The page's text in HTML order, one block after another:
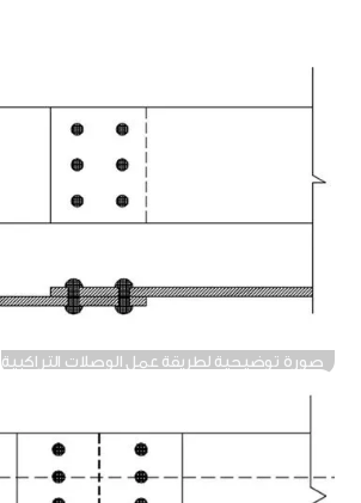
صورة توضيحية لطريقة عمل الوصلات التراكبية